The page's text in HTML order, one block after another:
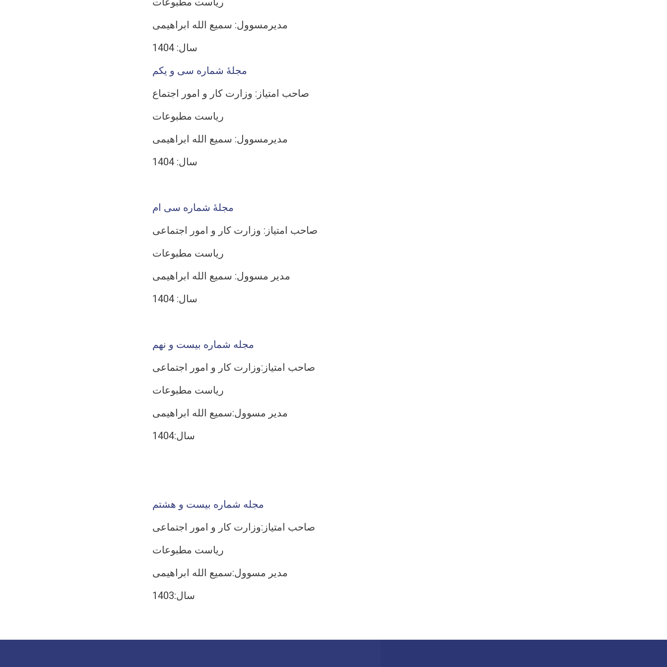
مدیرمسوول: سمیع الله ابراهیمی
سال: 1404
مجلۀ شماره سی و یکم
صاحب امتیاز: وزارت کار و امور اجتماع
ریاست مطبوعات
مدیرمسوول: سمیع الله ابراهیمی
سال: 1404
صاحب امتیاز: وزارت کار و امور اجتماعی
ریاست مطبوعات
مدیر مسوول: سمیع الله ابراهیمی
سال: 1404
مجله شماره بیست و نهم
صاحب امتیاز:وزارت کار و امور اجتماعی
ریاست مطبوعات
مدیر مسوول:سمیع الله ابراهیمی
سال:1404
مجله شماره بیست و هشتم
صاحب امتیاز:وزارت کار و امور اجتماعی
ریاست مطبوعات
مدیر مسوول:سمیع الله ابراهیمی
سال:1403